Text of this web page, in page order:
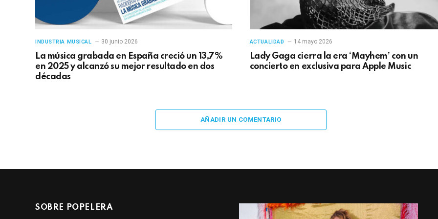
INDUSTRIA MUSICAL 30 junio 2026
La música grabada en España creció un 13,7%
en 2025 y alcanzó su mejor resultado en dos
décadas
ACTUALIDAD 14 mayo 2026
Lady Gaga cierra la era ‘Mayhem’ con un
concierto en exclusiva para Apple Music
AÑADIR UN COMENTARIO
SOBRE POPELERA